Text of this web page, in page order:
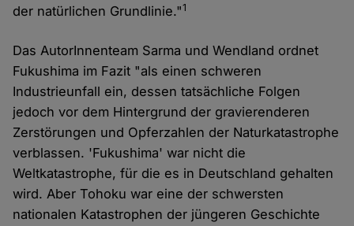
der natürlichen Grundlinie."1
Das AutorInnenteam Sarma und Wendland ordnet
Fukushima im Fazit "als einen schweren
Industrieunfall ein, dessen tatsächliche Folgen
jedoch vor dem Hintergrund der gravierenderen
Zerstörungen und Opferzahlen der Naturkatastrophe
verblassen. 'Fukushima' war nicht die
Weltkatastrophe, für die es in Deutschland gehalten
wird. Aber Tohoku war eine der schwersten
nationalen Katastrophen der jüngeren Geschichte